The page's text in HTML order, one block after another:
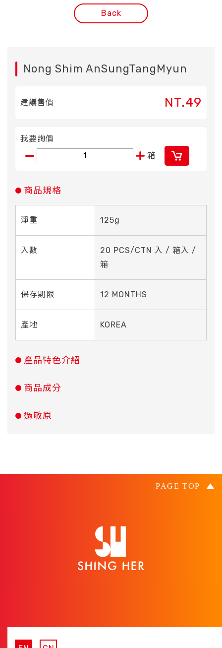
Back
Nong Shim AnSungTangMyun
建議售價 NT.49
我要詢價
箱
商品規格
淨重 125g
入數
20 PCS/CTN 入 / 箱入 /
箱
保存期限 12 MONTHS
產地 KOREA
產品特色介紹
商品成分
過敏原